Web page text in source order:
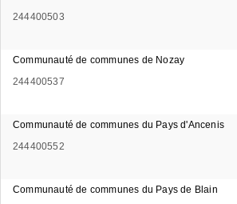
244400503
Communauté de communes de Nozay
244400537
Communauté de communes du Pays d'Ancenis
244400552
Communauté de communes du Pays de Blain